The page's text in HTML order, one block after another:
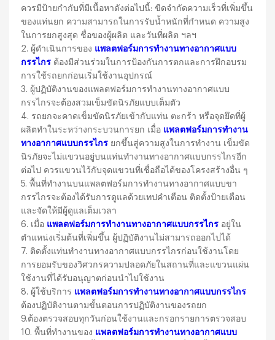
ควรมีป้ายกำกับที่มีเนื้อหาดังต่อไปนี้: ขีดจำกัดความเร็วที่เพิ่มขึ้น
ของแท่นยก ความสามารถในการรับน้ำหนักที่กำหนด ความสูง
ในการยกสูงสุด ชื่อของผู้ผลิต และวันที่ผลิต ฯลฯ
2. ผู้ดำเนินการของ แพลตฟอร์มการทำงานทางอากาศแบบ
กรรไกร ต้องมีส่วนร่วมในการป้องกันการตกและการฝึกอบรม
การใช้รถยกก่อนเริ่มใช้งานอุปกรณ์
3. ผู้ปฏิบัติงานของแพลตฟอร์มการทำงานทางอากาศแบบ
กรรไกรจะต้องสวมเข็มขัดนิรภัยแบบเต็มตัว
4. รถยกจะคาดเข็มขัดนิรภัยเข้ากับแท่น ตะกร้า หรือจุดยึดที่ผู้
ผลิตทำในระหว่างกระบวนการยก เมื่อ แพลตฟอร์มการทำงาน
ทางอากาศแบบกรรไกร ยกขึ้นสู่ความสูงในการทำงาน เข็มขัด
นิรภัยจะไม่แขวนอยู่บนแท่นทำงานทางอากาศแบบกรรไกรอีก
ต่อไป ควรแขวนไว้กับจุดแขวนที่เชื่อถือได้ของโครงสร้างอื่น ๆ
5. พื้นที่ทำงานบนแพลตฟอร์มการทำงานทางอากาศแบบขา
กรรไกรจะต้องได้รับการดูแลด้วยเทปคำเตือน ติดตั้งป้ายเตือน
และจัดให้มีผู้ดูแลเต็มเวลา
6. เมื่อ แพลตฟอร์มการทำงานทางอากาศแบบกรรไกร อยู่ใน
ตำแหน่งเริ่มต้นที่เพิ่มขึ้น ผู้ปฏิบัติงานไม่สามารถออกไปได้
7. ติดตั้งแท่นทำงานทางอากาศแบบกรรไกรก่อนใช้งานโดย
การยอมรับของวิศวกรความปลอดภัยในสถานที่และแขวนแผ่น
ใช้งานที่ได้รับอนุญาตก่อนนำไปใช้งาน
8. ผู้ใช้บริการ แพลตฟอร์มการทำงานทางอากาศแบบกรรไกร
ต้องปฏิบัติงานตามขั้นตอนการปฏิบัติงานของรถยก
9.ต้องตรวจสอบทุกวันก่อนใช้งานและกรอกรายการตรวจสอบ
10. พื้นที่ทำงานของ แพลตฟอร์มการทำงานทางอากาศแบบ